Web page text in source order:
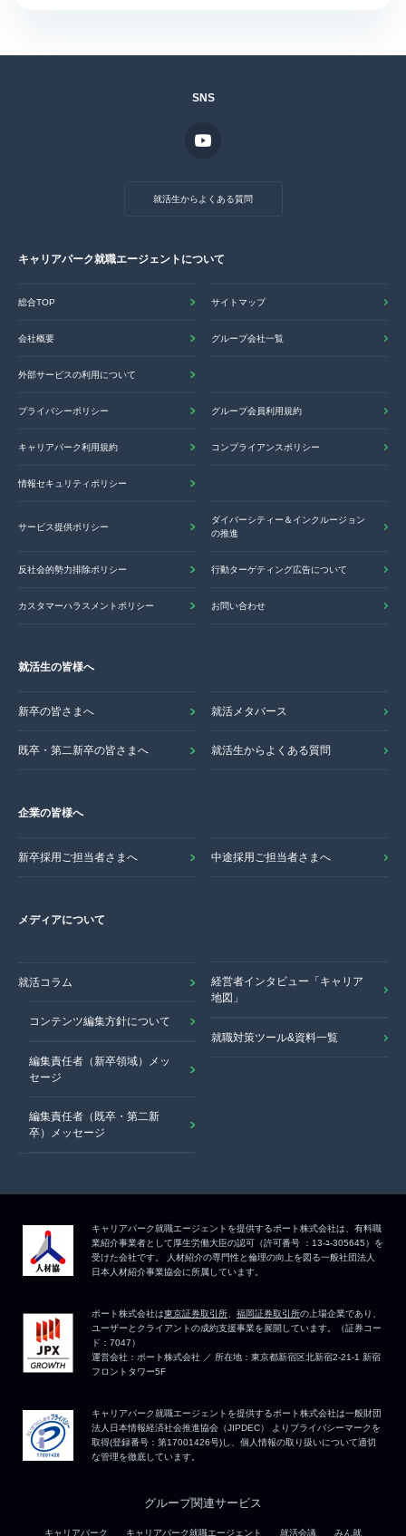
SNS
就活生からよくある質問
キャリアパーク就職エージェントについて
総合TOP サイトマップ
会社概要 グループ会社一覧
外部サービスの利用について
プライバシーポリシー グループ会員利用規約
キャリアパーク利用規約 コンプライアンスポリシー
情報セキュリティポリシー
サービス提供ポリシー
ダイバーシティー＆インクルージョン
の推進
反社会的勢力排除ポリシー 行動ターゲティング広告について
カスタマーハラスメントポリシー お問い合わせ
就活生の皆様へ
新卒の皆さまへ 就活メタバース
既卒・第二新卒の皆さまへ 就活生からよくある質問
企業の皆様へ
新卒採用ご担当者さまへ 中途採用ご担当者さまへ
メディアについて
就活コラム
コンテンツ編集方針について
編集責任者（新卒領域）メッ
セージ
編集責任者（既卒・第二新
卒）メッセージ
経営者インタビュー「キャリア
地図」
就職対策ツール&資料一覧